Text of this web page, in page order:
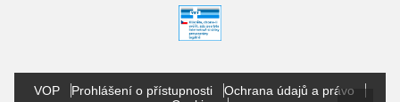
VOP Prohlášení o přístupnosti
Ochrana údajů a právo